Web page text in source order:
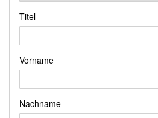
Titel
Vorname
Nachname